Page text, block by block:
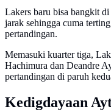
Lakers baru bisa bangkit
jarak sehingga cuma
pertandingan.
Memasuki kuarter tiga,
Hachimura dan Deandre
pertandingan di paruh
Kedigdayaan